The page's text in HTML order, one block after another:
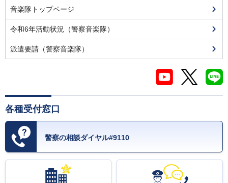
音楽隊トップページ
令和6年活動状況（警察音楽隊）
派遣要請（警察音楽隊）
各種受付窓口
警察の相談ダイヤル#9110